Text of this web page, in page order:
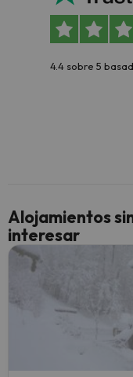
4.4 sobre 5
Alojamientos
interesar